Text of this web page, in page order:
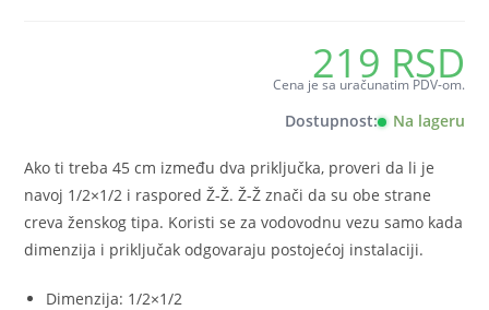
219 RSD
Cena je sa uračunatim PDV-om.
Dostupnost: Na lageru
Ako ti treba 45 cm između dva priključka, proveri da li je
navoj 1/2×1/2 i raspored Ž-Ž. Ž-Ž znači da su obe strane
creva ženskog tipa. Koristi se za vodovodnu vezu samo kada
dimenzija i priključak odgovaraju postojećoj instalaciji.
Dimenzija: 1/2×1/2